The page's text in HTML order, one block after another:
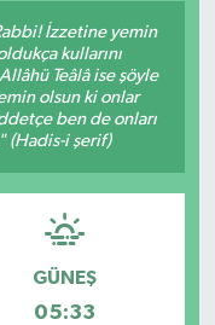
İzzetine yemin
kullarını
Teâlâ ise şöyle
olsun ki onlar
ben de onları
(Hadis-i şerif)
GÜNEŞ
05:33